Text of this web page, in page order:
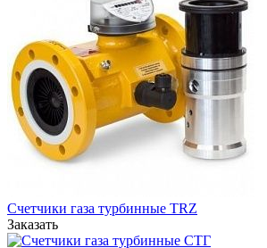
Счетчики газа турбинные TRZ
Заказать